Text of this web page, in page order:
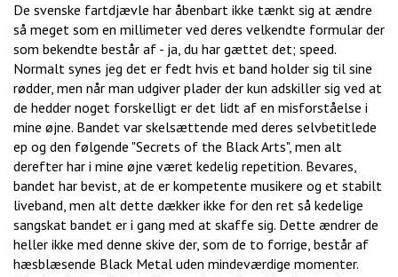
De svenske fartdjævle har åbenbart ikke tænkt sig at ændre
så meget som en millimeter ved deres velkendte formular der
som bekendte består af - ja, du har gættet det; speed.
Normalt synes jeg det er fedt hvis et band holder sig til sine
rødder, men når man udgiver plader der kun adskiller sig ved at
de hedder noget forskelligt er det lidt af en misforståelse i
mine øjne. Bandet var skelsættende med deres selvbetitlede
ep og den følgende "Secrets of the Black Arts", men alt
derefter har i mine øjne været kedelig repetition. Bevares,
bandet har bevist, at de er kompetente musikere og et stabilt
liveband, men alt dette dækker ikke for den ret så kedelige
sangskat bandet er i gang med at skaffe sig. Dette ændrer de
heller ikke med denne skive der, som de to forrige, består af
hæsblæsende Black Metal uden mindeværdige momenter.